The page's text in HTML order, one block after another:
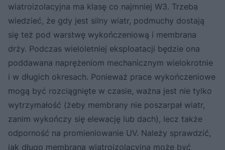
wiatroizolacyjna ma klasę co najmniej W3. Trzeba
wiedzieć, że gdy jest silny wiatr, podmuchy dostają
się też pod warstwę wykończeniową i membrana
drży. Podczas wieloletniej eksploatacji będzie ona
poddawana naprężeniom mechanicznym wielokrotnie
i w długich okresach. Ponieważ prace wykończeniowe
mogą być rozciągnięte w czasie, ważna jest nie tylko
wytrzymałość (żeby membrany nie poszarpał wiatr,
zanim wykończy się elewację lub dach), lecz także
odporność na promieniowanie UV. Należy sprawdzić,
jak długo membrana wiatroizolacyjna może być